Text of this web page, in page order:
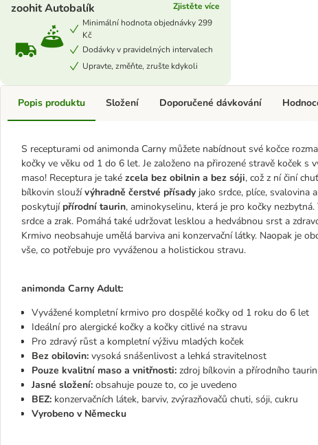
zoohit Autobalík
Zjistěte více
Minimální hodnota objednávky 299
Kč
Dodávky v pravidelných intervalech
Upravte, změňte, zrušte kdykoli
Popis produktu
S recepturami od animonda Carny můžete nabídnout své kočce
kočky ve věku od 1 do 6 let. Je založeno na přirozené stravě koček
maso! Receptura je také zcela bez obilnin a bez sóji, což z ní činí
bílkovin sloužívýhradně čerstvé přísady jako srdce, plíce, svalovina
poskytují přírodní taurin, aminokyselinu, která je pro kočky
srdce a zrak. Pomáhá také udržovat lesklou a hedvábnou srst a
Krmivo neobsahuje umělá barviva ani konzervační látky. Naopak je
vše, co potřebuje pro vyváženou a holistickou stravu.
animonda Carny Adult:
Vyvážené kompletní krmivo pro dospělé kočky od 1 roku do 6 let
Ideální pro alergické kočky a kočky citlivé na stravu
Pro zdravý růst a kompletní výživu mladých koček
Bez obilovin: vysoká snášenlivost a lehká stravitelnost
Pouze kvalitní maso a vnitřnosti: zdroj bílkovin a přírodního
Jasné složení: obsahuje pouze to, co je uvedeno
BEZ: konzervačních látek, barviv, zvýrazňovačů chuti, sóji, cukru
Vyrobeno v Německu
Složení Doporučené dávkování